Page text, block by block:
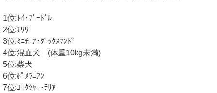
1位:ﾄｲ･ﾌﾟｰﾄﾞﾙ
2位:ﾁﾜﾜ
3位:ﾐﾆﾁｭｱ･ﾀﾞｯｸｽﾌﾝﾄﾞ
4位:混血犬 (体重10kg未満)
5位:柴犬
6位:ﾎﾟﾒﾗﾆｱﾝ
7位:ﾖｰｸｼｬｰ･ﾃﾘｱ